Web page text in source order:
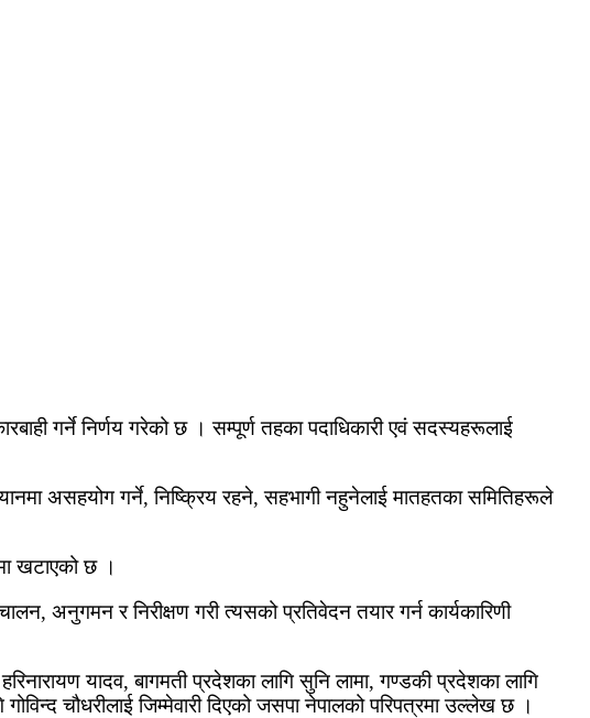
गर्ने निर्णय गरेको छ । सम्पूर्ण तहका पदाधिकारी एवं सदस्यहरूलाई
असहयोग गर्ने, निष्क्रिय रहने, सहभागी नहुनेलाई मातहतका समितिहरूले
खटाएको छ ।
अनुगमन र निरीक्षण गरी त्यसको प्रतिवेदन तयार गर्न कार्यकारिणी
यादव, बागमती प्रदेशका लागि सुनि लामा, गण्डकी प्रदेशका लागि
चौधरीलाई जिम्मेवारी दिएको जसपा नेपालको परिपत्रमा उल्लेख छ ।